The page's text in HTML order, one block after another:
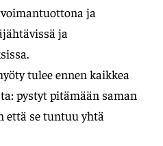
ja
ja
tulee ennen kaikkea
pystyt pitämään saman
että se tuntuu yhtä